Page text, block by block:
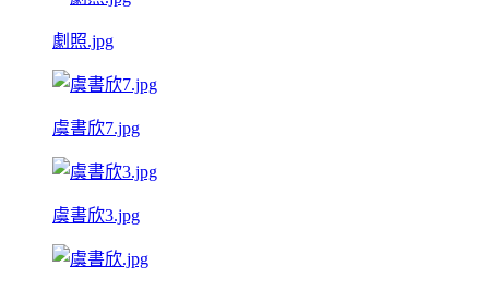
劇照.jpg
虞書欣7.jpg
虞書欣3.jpg